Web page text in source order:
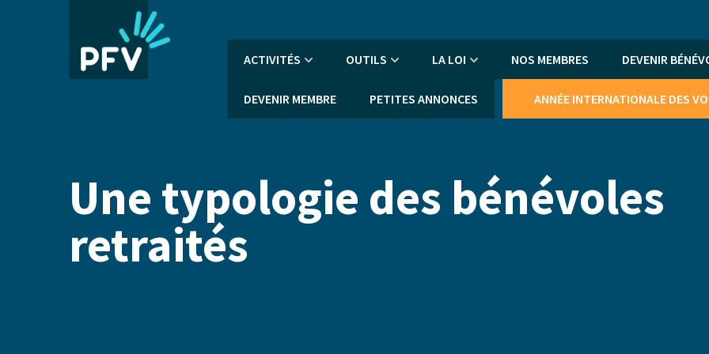
Navigation
ACTIVITÉS OUTILS LA LOI NOS MEMBRES DEVENIR
DEVENIR MEMBRE PETITES ANNONCES ANNÉE INTERNATIONALE DES
Une typologie des bénévoles
retraités